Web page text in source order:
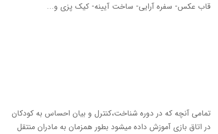
قاب عکس- سفره آرایی- ساخت آیینه- کیک پزی و...
تمامی آنچه که در دوره شناخت،کنترل و بیان احساس به کودکان
در اتاق بازی آموزش داده میشود بطور همزمان به مادران منتقل